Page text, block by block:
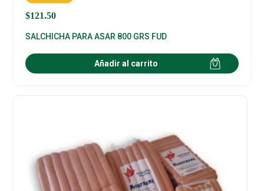
$121.50
SALCHICHA PARA ASAR 800 GRS FUD
Añadir al carrito